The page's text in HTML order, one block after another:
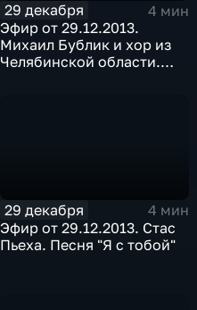
29 декабря
4 мин
Эфир от 29.12.2013.
Михаил Бублик и хор из
Челябинской области.
29 декабря
4 мин
Эфир от 29.12.2013. Стас
Пьеха. Песня "Я с тобой"